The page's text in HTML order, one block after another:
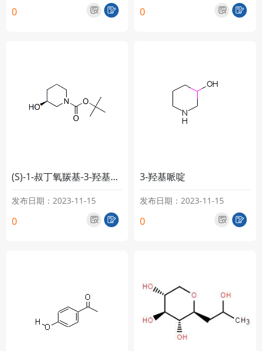
0 0
(S)-1-叔丁氧羰基-3-羟基哌啶
发布日期：2023-11-15
0
3-羟基哌啶
发布日期：2023-11-15
0